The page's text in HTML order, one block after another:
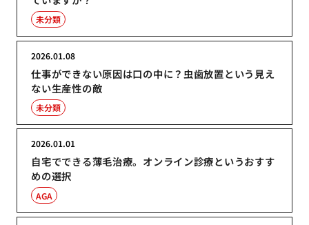
未分類
仕事ができない原因は口の中に？虫歯放置という見え
ない生産性の敵
2026.01.08
未分類
自宅でできる薄毛治療。オンライン診療というおすす
めの選択
2026.01.01
AGA